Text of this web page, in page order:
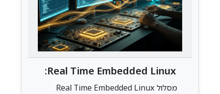
Real Time Embedded Linux:
המסלול שמייצר מהנדסים מבוקשים
מסלול Real Time Embedded Linux